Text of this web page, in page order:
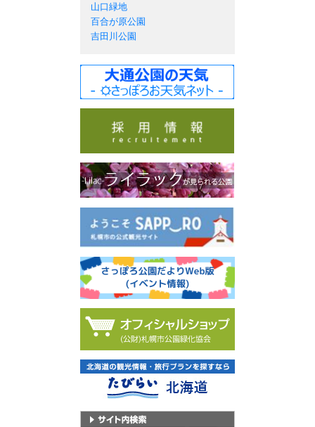
山口緑地
百合が原公園
吉田川公園